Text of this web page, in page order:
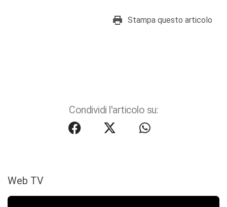
Stampa questo articolo
Condividi l'articolo su:
Web TV